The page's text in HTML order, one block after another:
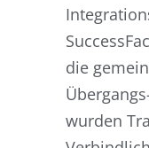
die
wurden